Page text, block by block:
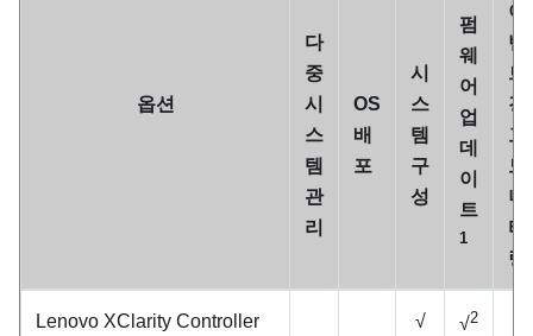
옵션
다
중
시
스
템
관
리
OS
배
포
시
스
템
구
성
펌
웨
어
업
데
이
트
1
이
벤
트/
경
고
모
니
터
링
Lenovo XClarity Controller √ √2